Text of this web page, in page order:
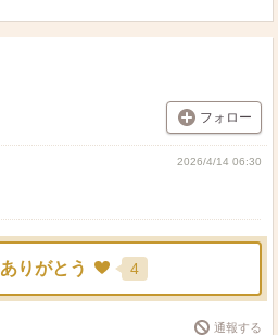
フォロー
2026/4/14 06:30
ありがとう 4
通報する